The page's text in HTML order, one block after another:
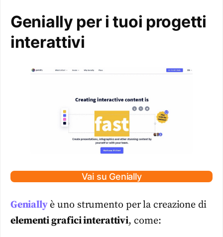
Genially per i tuoi progetti
interattivi
Vai su Genially
Geniallyè uno strumento per la creazione di
elementi grafici interattivi, come: